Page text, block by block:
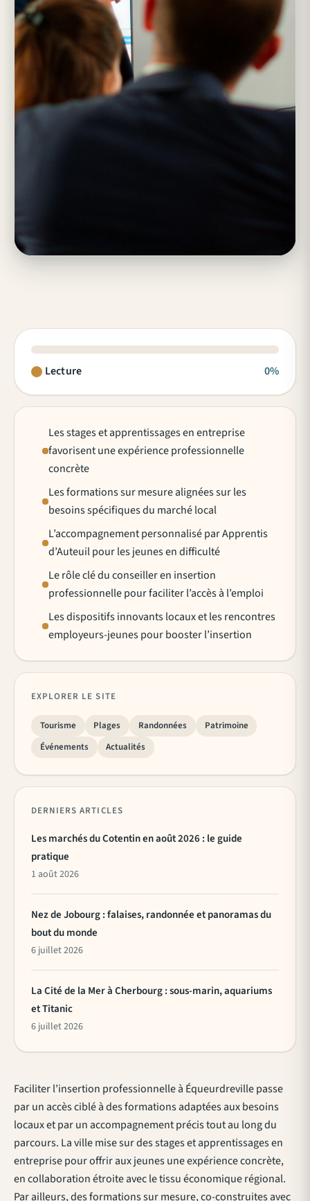
Faciliter l’insertion professionnelle à Équeurdreville passe
par un accès ciblé à des formations adaptées aux besoins
locaux et par un accompagnement précis tout au long du
parcours. La ville mise sur des stages et apprentissages en
entreprise pour offrir aux jeunes une expérience concrète,
en collaboration étroite avec le tissu économique régional.
Par ailleurs, des formations sur mesure, co-construites avec
Lecture 0%
Les stages et apprentissages en entreprise
favorisent une expérience professionnelle
concrète
Les formations sur mesure alignées sur les
besoins spécifiques du marché local
L’accompagnement personnalisé par Apprentis
d’Auteuil pour les jeunes en difficulté
Le rôle clé du conseiller en insertion
professionnelle pour faciliter l’accès à l’emploi
Les dispositifs innovants locaux et les rencontres
employeurs-jeunes pour booster l’insertion
EXPLORER LE SITE
Tourisme Plages Randonnées
Patrimoine
Événements
Actualités
DERNIERS ARTICLES
Les marchés du Cotentin en août 2026 : le guide
pratique
1 août 2026
Nez de Jobourg : falaises, randonnée et panoramas du
bout du monde
6 juillet 2026
La Cité de la Mer à Cherbourg : sous-marin, aquariums
et Titanic
6 juillet 2026